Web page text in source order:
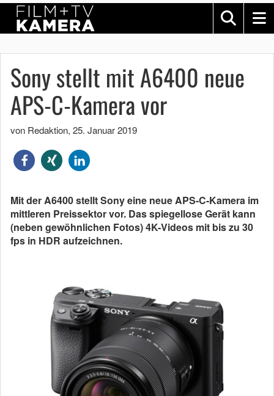
Sony stellt mit A6400 neue
APS-C-Kamera vor
von Redaktion, 25. Januar 2019
Mit der A6400 stellt Sony eine neue APS-C-Kamera im
mittleren Preissektor vor. Das spiegellose Gerät kann
(neben gewöhnlichen Fotos) 4K-Videos mit bis zu 30
fps in HDR aufzeichnen.